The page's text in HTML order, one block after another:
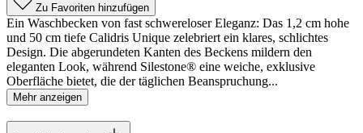
Zu Favoriten hinzufügen
Ein Waschbecken von fast schwereloser Eleganz: Das 1,2 cm hohe
und 50 cm tiefe Calidris Unique zelebriert ein klares, schlichtes
Design. Die abgerundeten Kanten des Beckens mildern den
eleganten Look, während Silestone® eine weiche, exklusive
Oberfläche bietet, die der täglichen Beanspruchung...
Mehr anzeigen